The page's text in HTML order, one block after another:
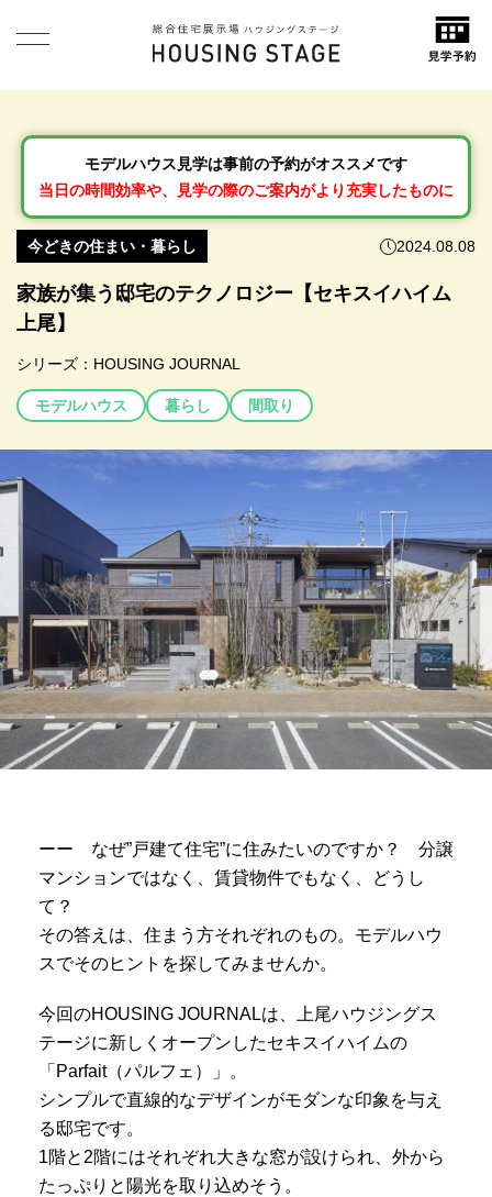
モデルハウス見学は事前の予約がオススメです
当日の時間効率や、見学の際のご案内がより充実したものに
今どきの住まい・暮らし 2024.08.08
家族が集う邸宅のテクノロジー【セキスイハイム
上尾】
シリーズ： HOUSING JOURNAL
モデルハウス 暮らし 間取り
ーー なぜ”戸建て住宅”に住みたいのですか？ 分譲
マンションではなく、賃貸物件でもなく、どうし
て？
その答えは、住まう方それぞれのもの。モデルハウ
スでそのヒントを探してみませんか。
今回のHOUSING JOURNALは、上尾ハウジングス
テージに新しくオープンしたセキスイハイムの
「Parfait（パルフェ）」。
シンプルで直線的なデザインがモダンな印象を与え
る邸宅です。
1階と2階にはそれぞれ大きな窓が設けられ、外から
たっぷりと陽光を取り込めそう。